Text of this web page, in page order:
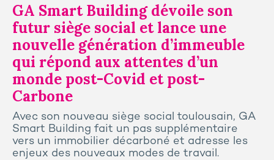
GA Smart Building dévoile son
futur siège social et lance une
nouvelle génération d’immeuble
qui répond aux attentes d’un
monde post-Covid et post-
Carbone
Avec son nouveau siège social toulousain, GA
Smart Building fait un pas supplémentaire
vers un immobilier décarboné et adresse les
enjeux des nouveaux modes de travail.